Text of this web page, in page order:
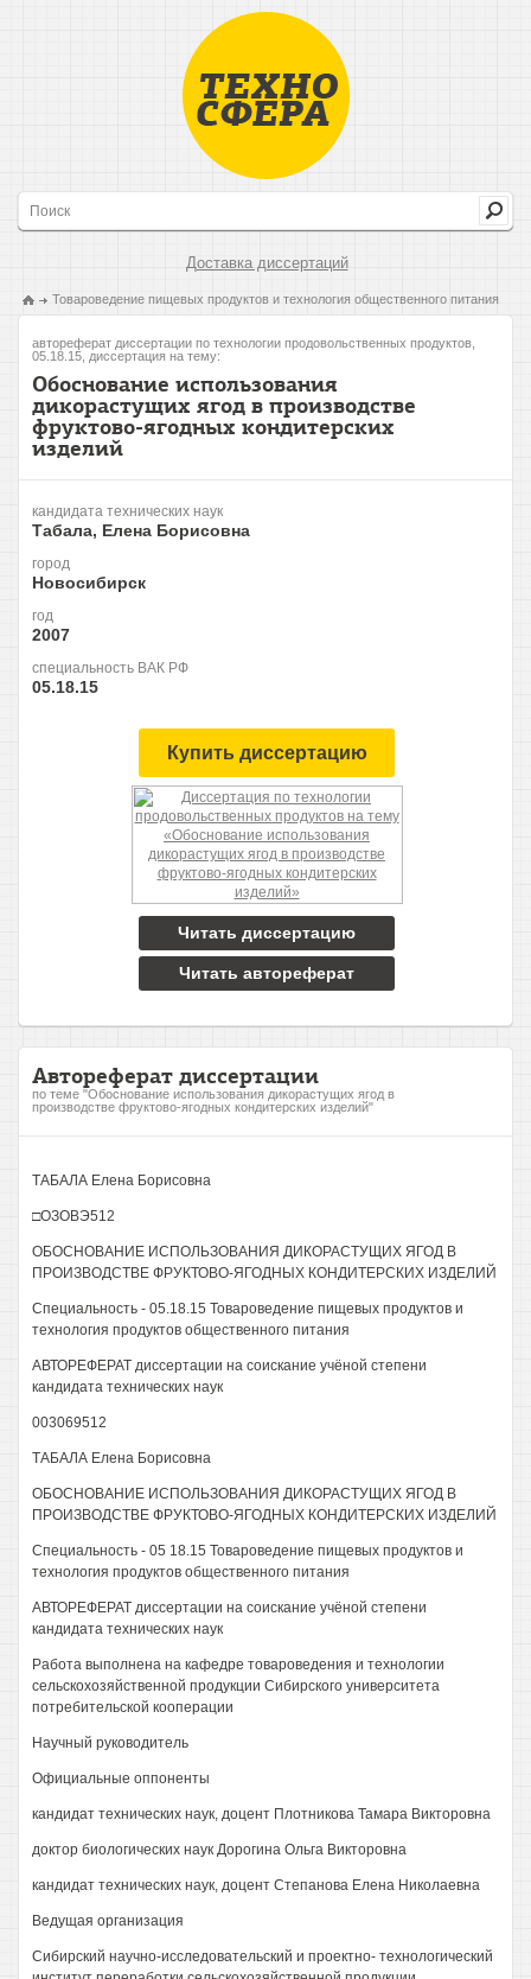
Доставка диссертаций
Товароведение пищевых продуктов и технология общественного питания
автореферат диссертации по технологии продовольственных продуктов,
05.18.15, диссертация на тему:
Обоснование использования
дикорастущих ягод в производстве
фруктово-ягодных кондитерских
изделий
кандидата технических наук
Табала, Елена Борисовна
город
Новосибирск
год
2007
специальность ВАК РФ
05.18.15
Купить диссертацию
Читать диссертацию
Читать автореферат
Автореферат диссертации
по теме "Обоснование использования дикорастущих ягод в
производстве фруктово-ягодных кондитерских изделий"
ТАБАЛА Елена Борисовна
□ОЗОВЭ512
ОБОСНОВАНИЕ ИСПОЛЬЗОВАНИЯ ДИКОРАСТУЩИХ ЯГОД В
ПРОИЗВОДСТВЕ ФРУКТОВО-ЯГОДНЫХ КОНДИТЕРСКИХ ИЗДЕЛИЙ
Специальность - 05.18.15 Товароведение пищевых продуктов и
технология продуктов общественного питания
АВТОРЕФЕРАТ диссертации на соискание учёной степени
кандидата технических наук
003069512
ТАБАЛА Елена Борисовна
ОБОСНОВАНИЕ ИСПОЛЬЗОВАНИЯ ДИКОРАСТУЩИХ ЯГОД В
ПРОИЗВОДСТВЕ ФРУКТОВО-ЯГОДНЫХ КОНДИТЕРСКИХ ИЗДЕЛИЙ
Специальность - 05 18.15 Товароведение пищевых продуктов и
технология продуктов общественного питания
АВТОРЕФЕРАТ диссертации на соискание учёной степени
кандидата технических наук
Работа выполнена на кафедре товароведения и технологии
сельскохозяйственной продукции Сибирского университета
потребительской кооперации
Научный руководитель
Официальные оппоненты
кандидат технических наук, доцент Плотникова Тамара Викторовна
доктор биологических наук Дорогина Ольга Викторовна
кандидат технических наук, доцент Степанова Елена Николаевна
Ведущая организация
Сибирский научно-исследовательский и проектно- технологический